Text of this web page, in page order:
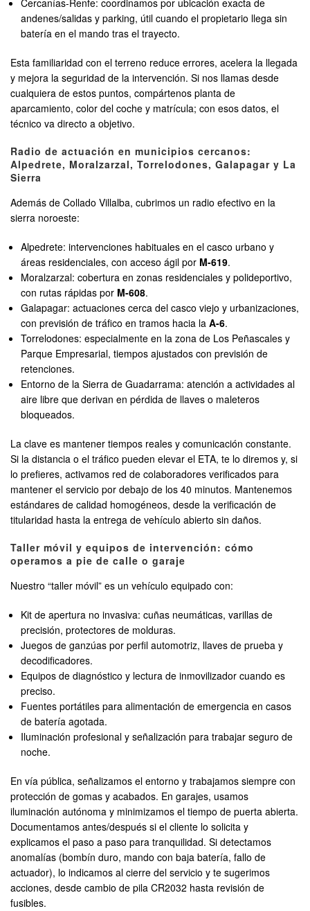
Cercanías-Renfe: coordinamos por ubicación exacta de
andenes/salidas y parking, útil cuando el propietario llega sin
batería en el mando tras el trayecto.
Esta familiaridad con el terreno reduce errores, acelera la llegada
y mejora la seguridad de la intervención. Si nos llamas desde
cualquiera de estos puntos, compártenos planta de
aparcamiento, color del coche y matrícula; con esos datos, el
técnico va directo a objetivo.
Radio de actuación en municipios cercanos:
Alpedrete, Moralzarzal, Torrelodones, Galapagar y La
Sierra
Además de Collado Villalba, cubrimos un radio efectivo en la
sierra noroeste:
Alpedrete: intervenciones habituales en el casco urbano y
áreas residenciales, con acceso ágil por M-619.
Moralzarzal: cobertura en zonas residenciales y polideportivo,
con rutas rápidas por M-608.
Galapagar: actuaciones cerca del casco viejo y urbanizaciones,
con previsión de tráfico en tramos hacia laA-6.
Torrelodones: especialmente en la zona de Los Peñascales y
Parque Empresarial, tiempos ajustados con previsión de
retenciones.
Entorno de la Sierra de Guadarrama: atención a actividades al
aire libre que derivan en pérdida de llaves o maleteros
bloqueados.
La clave es mantener tiempos reales y comunicación constante.
Si la distancia o el tráfico pueden elevar el ETA, te lo diremos y, si
lo prefieres, activamos red de colaboradores verificados para
mantener el servicio por debajo de los 40 minutos. Mantenemos
estándares de calidad homogéneos, desde la verificación de
titularidad hasta la entrega de vehículo abierto sin daños.
Taller móvil y equipos de intervención: cómo
operamos a pie de calle o garaje
Nuestro “taller móvil” es un vehículo equipado con:
Kit de apertura no invasiva: cuñas neumáticas, varillas de
precisión, protectores de molduras.
Juegos de ganzúas por perfil automotriz, llaves de prueba y
decodificadores.
Equipos de diagnóstico y lectura de inmovilizador cuando es
preciso.
Fuentes portátiles para alimentación de emergencia en casos
de batería agotada.
Iluminación profesional y señalización para trabajar seguro de
noche.
En vía pública, señalizamos el entorno y trabajamos siempre con
protección de gomas y acabados. En garajes, usamos
iluminación autónoma y minimizamos el tiempo de puerta abierta.
Documentamos antes/después si el cliente lo solicita y
explicamos el paso a paso para tranquilidad. Si detectamos
anomalías (bombín duro, mando con baja batería, fallo de
actuador), lo indicamos al cierre del servicio y te sugerimos
acciones, desde cambio de pila CR2032 hasta revisión de
fusibles.